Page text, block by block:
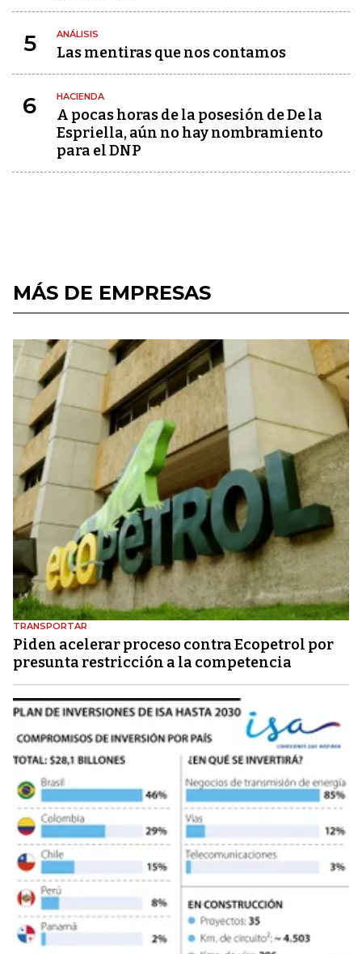
5 ANÁLISIS
Las mentiras que nos contamos
6 HACIENDA
A pocas horas de la posesión de De la
Espriella, aún no hay nombramiento
para el DNP
MÁS DE EMPRESAS
TRANSPORTAR
Piden acelerar proceso contra Ecopetrol por
presunta restricción a la competencia